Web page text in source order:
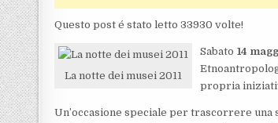
Questo post é stato letto 33930 volte!
La notte dei musei 2011
Sabato14
propria
Un’occasione speciale per trascorrere